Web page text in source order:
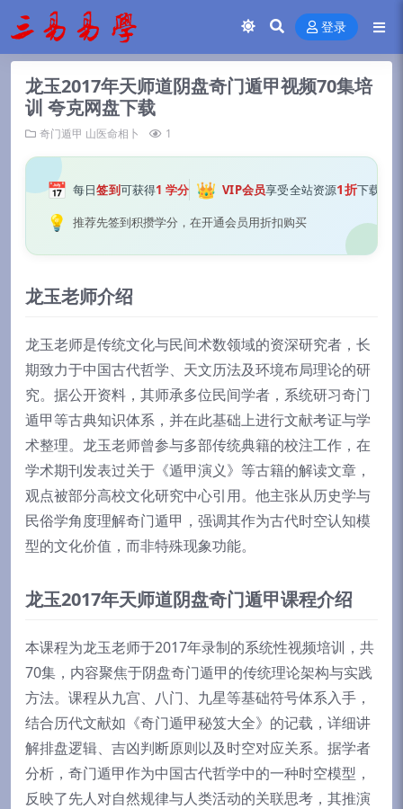
登录
龙玉2017年天师道阴盘奇门遁甲视频70集培
训 夸克网盘下载
奇门遁甲 山医命相卜 1
📅 每日签到可获得1 学分 👑 VIP会员享受全站资源1折下载
💡 推荐先签到积攒学分，在开通会员用折扣购买
龙玉老师介绍
龙玉老师是传统文化与民间术数领域的资深研究者，长
期致力于中国古代哲学、天文历法及环境布局理论的研
究。据公开资料，其师承多位民间学者，系统研习奇门
遁甲等古典知识体系，并在此基础上进行文献考证与学
术整理。龙玉老师曾参与多部传统典籍的校注工作，在
学术期刊发表过关于《遁甲演义》等古籍的解读文章，
观点被部分高校文化研究中心引用。他主张从历史学与
民俗学角度理解奇门遁甲，强调其作为古代时空认知模
型的文化价值，而非特殊现象功能。
龙玉2017年天师道阴盘奇门遁甲课程介绍
本课程为龙玉老师于2017年录制的系统性视频培训，共
70集，内容聚焦于阴盘奇门遁甲的传统理论架构与实践
方法。课程从九宫、八门、九星等基础符号体系入手，
结合历代文献如《奇门遁甲秘笈大全》的记载，详细讲
解排盘逻辑、吉凶判断原则以及时空对应关系。据学者
分析，奇门遁甲作为中国古代哲学中的一种时空模型，
反映了先人对自然规律与人类活动的关联思考，其推演